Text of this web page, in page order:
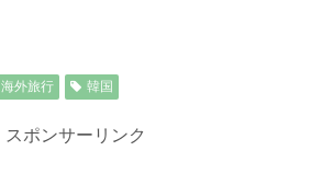
海外旅行 韓国
スポンサーリンク